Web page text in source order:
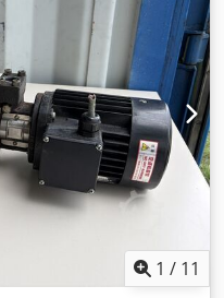
Grundfos
αντλίας: 3,0 kW
50 Hz Παροχή: 16–58
μέτρα Τεχνικά
N T Tj Anpskr
MG 100LB2-28FT130-C
V Δ / 346–380 V Y (50 Hz)
στροφές/λεπτό Βαθμός
F
1 / 11